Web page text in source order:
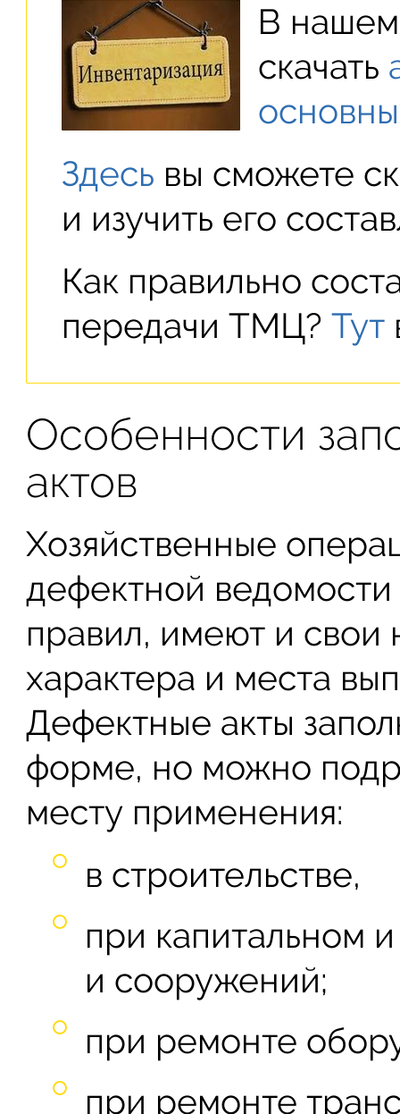
В
скачать
Здесь вы сможете
и изучить его
Как правильно
передачи ТМЦ?Тут
Особенности
актов
Хозяйственные
дефектной
правил, имеют и свои
характера и места
Дефектные акты
форме, но можно
месту применения:
в строительстве,
при капитальном
и сооружений;
при ремонте
при ремонте